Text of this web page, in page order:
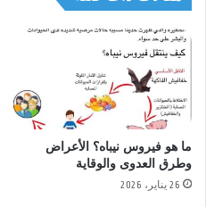
ما هو فيروس نيباه؟ الأعراض
وطرق العدوى والوقاية
26 يناير، 2026